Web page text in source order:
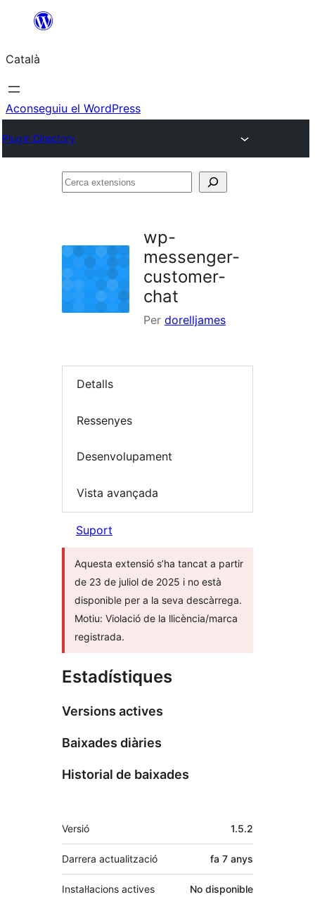
contingut
Català
Aconseguiu el WordPress
Plugin Directory
Cerca
wp-
messenger-
customer-
chat
Per dorelljames
Detalls
Ressenyes
Desenvolupament
Vista avançada
Suport
Aquesta extensió s’ha tancat a partir
de 23 de juliol de 2025 i no està
disponible per a la seva descàrrega.
Motiu: Violació de la llicència/marca
registrada.
Estadístiques
Versions actives
Baixades diàries
Historial de baixades
Meta
Versió 1.5.2
Darrera actualització fa 7 anys
Instal·lacions actives No disponible